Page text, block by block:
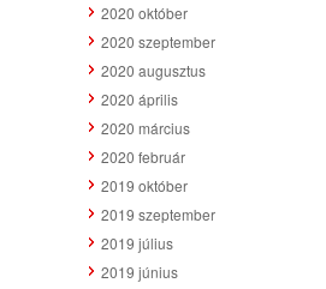
2020 október
2020 szeptember
2020 augusztus
2020 április
2020 március
2020 február
2019 október
2019 szeptember
2019 július
2019 június